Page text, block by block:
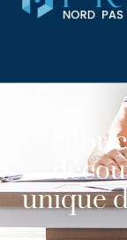
unique